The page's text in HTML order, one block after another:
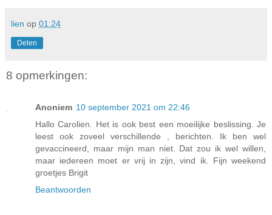
lien op 01:24
Delen
8 opmerkingen:
Anoniem 10 september 2021 om 22:46
Hallo Carolien. Het is ook best een moeilijke beslissing. Je
leest ook zoveel verschillende , berichten. Ik ben wel
gevaccineerd, maar mijn man niet. Dat zou ik wel willen,
maar iedereen moet er vrij in zijn, vind ik. Fijn weekend
groetjes Brigit
Beantwoorden